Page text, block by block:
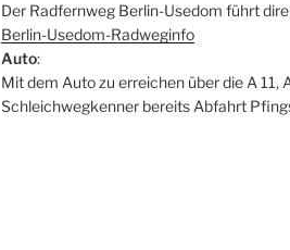
Der Radfernweg Berlin-Usedom führt
Berlin-Usedom-Radweginfo
Auto:
Mit dem Auto zu erreichen über die A 11,
Schleichwegkenner bereits Abfahrt